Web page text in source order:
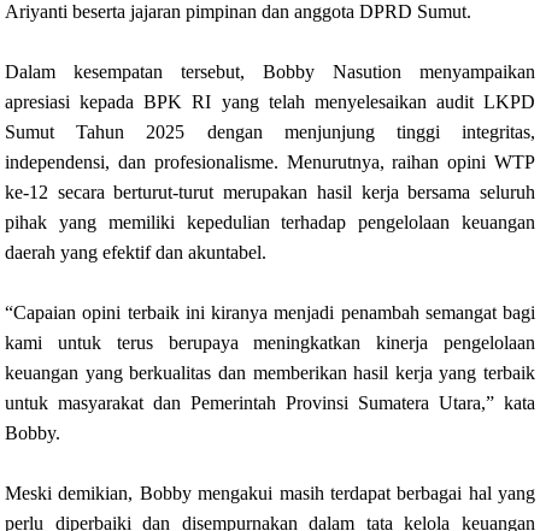
Ariyanti beserta jajaran pimpinan dan anggota DPRD Sumut.
Dalam kesempatan tersebut, Bobby Nasution menyampaikan
apresiasi kepada BPK RI yang telah menyelesaikan audit LKPD
Sumut Tahun 2025 dengan menjunjung tinggi integritas,
independensi, dan profesionalisme. Menurutnya, raihan opini WTP
ke-12 secara berturut-turut merupakan hasil kerja bersama seluruh
pihak yang memiliki kepedulian terhadap pengelolaan keuangan
daerah yang efektif dan akuntabel.
“Capaian opini terbaik ini kiranya menjadi penambah semangat bagi
kami untuk terus berupaya meningkatkan kinerja pengelolaan
keuangan yang berkualitas dan memberikan hasil kerja yang terbaik
untuk masyarakat dan Pemerintah Provinsi Sumatera Utara,” kata
Bobby.
Meski demikian, Bobby mengakui masih terdapat berbagai hal yang
perlu diperbaiki dan disempurnakan dalam tata kelola keuangan